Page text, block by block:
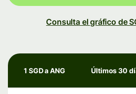
Consulta el gráfico de
1 SGD a ANG Últimos 30